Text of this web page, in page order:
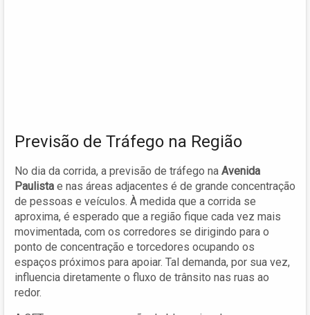
Previsão de Tráfego na Região
No dia da corrida, a previsão de tráfego na Avenida
Paulista e nas áreas adjacentes é de grande concentração
de pessoas e veículos. À medida que a corrida se
aproxima, é esperado que a região fique cada vez mais
movimentada, com os corredores se dirigindo para o
ponto de concentração e torcedores ocupando os
espaços próximos para apoiar. Tal demanda, por sua vez,
influencia diretamente o fluxo de trânsito nas ruas ao
redor.